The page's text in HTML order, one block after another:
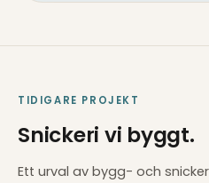
TIDIGARE PROJEKT
Snickeri vi byggt.
Ett urval av bygg- och